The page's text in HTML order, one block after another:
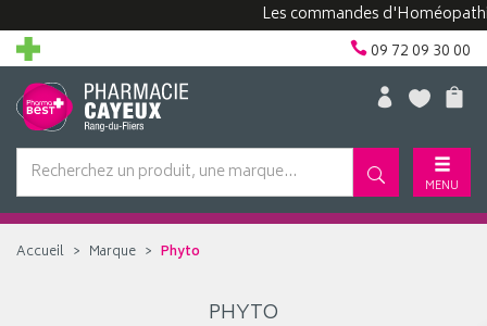
Les commandes
09 72 09 30 00
MENU
Accueil Marque Phyto
PHYTO